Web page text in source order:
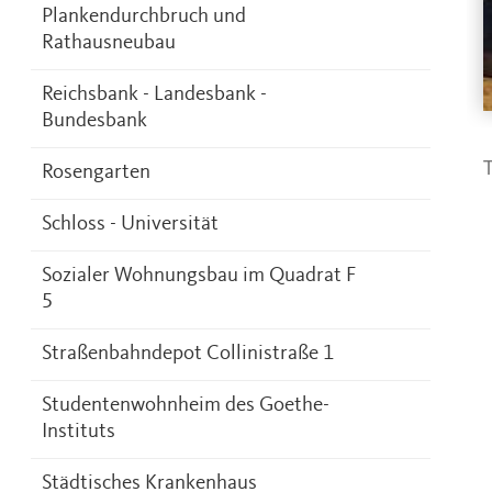
Plankendurchbruch und
Rathausneubau
Reichsbank - Landesbank -
Bundesbank
Rosengarten
Schloss - Universität
Sozialer Wohnungsbau im Quadrat F
5
Straßenbahndepot Collinistraße 1
Studentenwohnheim des Goethe-
Instituts
Städtisches Krankenhaus